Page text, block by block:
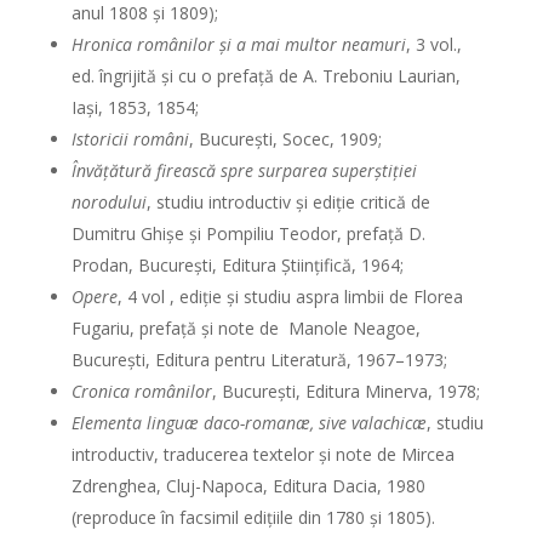
anul 1808 şi 1809);
Hronica românilor şi a mai multor neamuri, 3 vol.,
ed. îngrijită şi cu o prefaţă de A. Treboniu Laurian,
Iaşi, 1853, 1854;
Istoricii români, Bucureşti, Socec, 1909;
Învăţătură firească spre surparea superştiţiei
norodului, studiu introductiv şi ediţie critică de
Dumitru Ghişe şi Pompiliu Teodor, prefaţă D.
Prodan, Bucureşti, Editura Ştiinţifică, 1964;
Opere, 4 vol , ediţie şi studiu aspra limbii de Florea
Fugariu, prefaţă şi note de Manole Neagoe,
Bucureşti, Editura pentru Literatură, 1967–1973;
Cronica românilor, Bucureşti, Editura Minerva, 1978;
Elementa linguæ daco-romanæ, sive valachicæ, studiu
introductiv, traducerea textelor şi note de Mircea
Zdrenghea, Cluj-Napoca, Editura Dacia, 1980
(reproduce în facsimil ediţiile din 1780 şi 1805).